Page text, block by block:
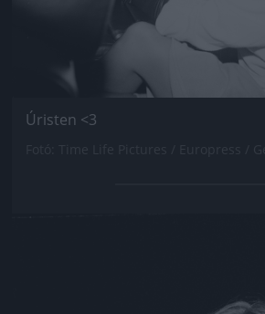
Úristen <3